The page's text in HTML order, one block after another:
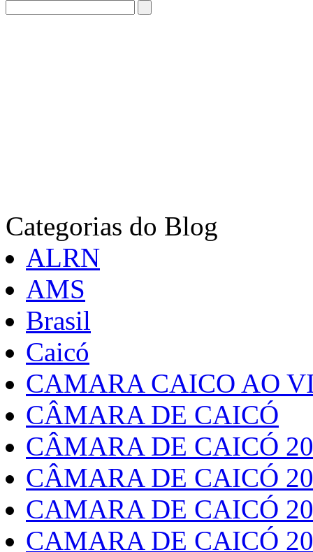
Categorias do Blog
ALRN
AMS
Brasil
Caicó
CAMARA CAICO AO
CÂMARA DE CAICÓ
CÂMARA DE CAICÓ
CÂMARA DE CAICÓ
CAMARA DE CAICÓ
CAMARA DE CAICÓ